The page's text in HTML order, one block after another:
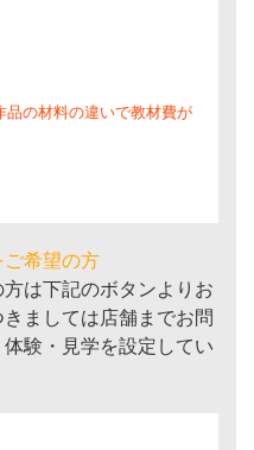
品の材料の違いで教材費が
希望の方
は下記のボタンよりお
ましては店舗までお問
験・見学を設定してい